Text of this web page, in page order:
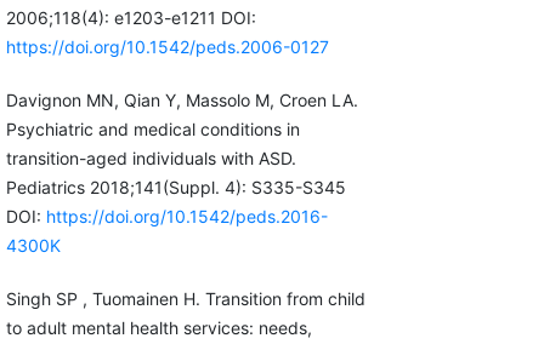
2006;118(4): e1203-e1211 DOI:
https://doi.org/10.1542/peds.2006-0127
Davignon MN, Qian Y, Massolo M, Croen LA.
Psychiatric and medical conditions in
transition-aged individuals with ASD.
Pediatrics 2018;141(Suppl. 4): S335-S345
DOI: https://doi.org/10.1542/peds.2016-
4300K
Singh SP , Tuomainen H. Transition from child
to adult mental health services: needs,